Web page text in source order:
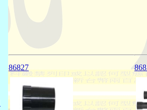
86827